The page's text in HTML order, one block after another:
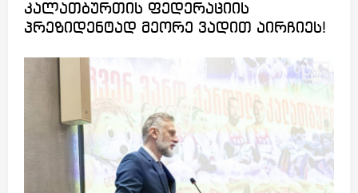
კალათბურთის ფედერაციის
პრეზიდენტად მეორე ვადით აირჩიეს!